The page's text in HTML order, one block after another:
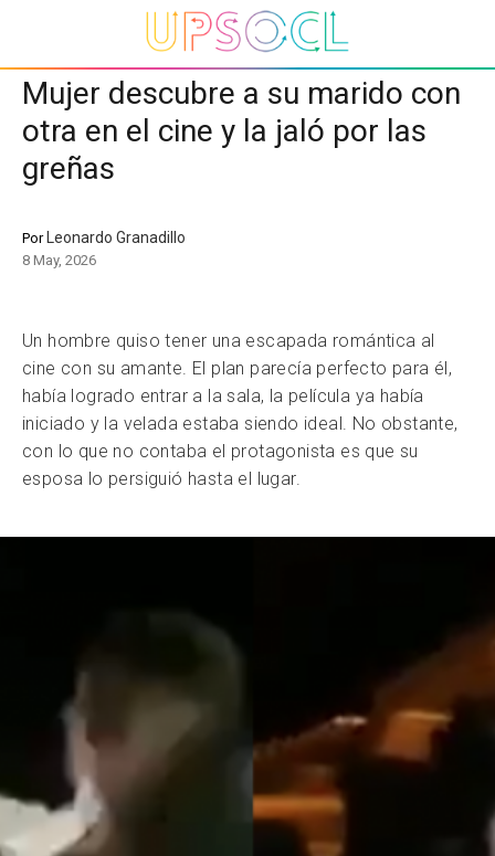
Mujer descubre a su marido con
otra en el cine y la jaló por las
greñas
Por Leonardo Granadillo
8 May, 2026
Un hombre quiso tener una escapada romántica al
cine con su amante. El plan parecía perfecto para él,
había logrado entrar a la sala, la película ya había
iniciado y la velada estaba siendo ideal. No obstante,
con lo que no contaba el protagonista es que su
esposa lo persiguió hasta el lugar.